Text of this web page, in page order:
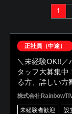
1
正社員（中途）
＼未経験OK!!／
タッフ大募集中
る方、詳しい方
株式会社
未経験者歓迎 設